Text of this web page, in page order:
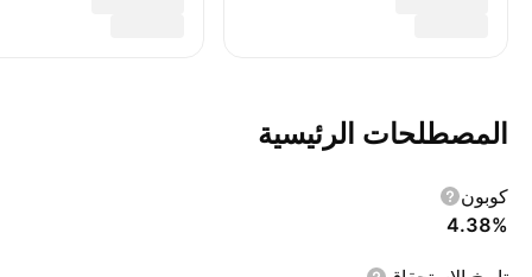
المصطلحات الرئيسية
كوبون
4.38%